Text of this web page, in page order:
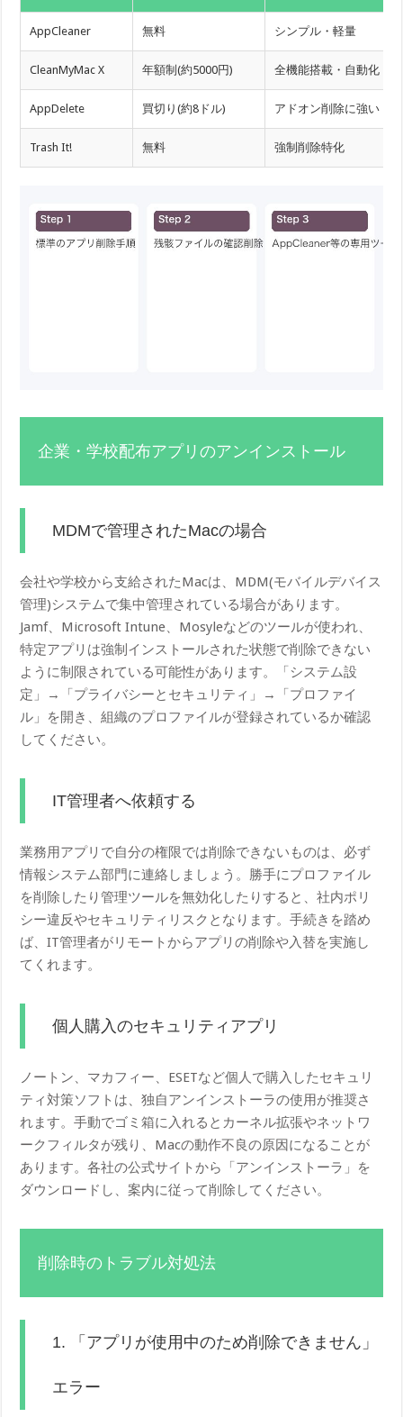
AppCleaner 無料 シンプル・軽量
CleanMyMac X 年額制(約5000円) 全機能搭載・自動化
AppDelete 買切り(約8ドル) アドオン削除に強い
Trash It! 無料 強制削除特化
企業・学校配布アプリのアンインストール
MDMで管理されたMacの場合
会社や学校から支給されたMacは、MDM(モバイルデバイス
管理)システムで集中管理されている場合があります。
Jamf、Microsoft Intune、Mosyleなどのツールが使われ、
特定アプリは強制インストールされた状態で削除できない
ように制限されている可能性があります。「システム設
定」→「プライバシーとセキュリティ」→「プロファイ
ル」を開き、組織のプロファイルが登録されているか確認
してください。
IT管理者へ依頼する
業務用アプリで自分の権限では削除できないものは、必ず
情報システム部門に連絡しましょう。勝手にプロファイル
を削除したり管理ツールを無効化したりすると、社内ポリ
シー違反やセキュリティリスクとなります。手続きを踏め
ば、IT管理者がリモートからアプリの削除や入替を実施し
てくれます。
個人購入のセキュリティアプリ
ノートン、マカフィー、ESETなど個人で購入したセキュリ
ティ対策ソフトは、独自アンインストーラの使用が推奨さ
れます。手動でゴミ箱に入れるとカーネル拡張やネットワ
ークフィルタが残り、Macの動作不良の原因になることが
あります。各社の公式サイトから「アンインストーラ」を
ダウンロードし、案内に従って削除してください。
削除時のトラブル対処法
1. 「アプリが使用中のため削除できません」
エラー